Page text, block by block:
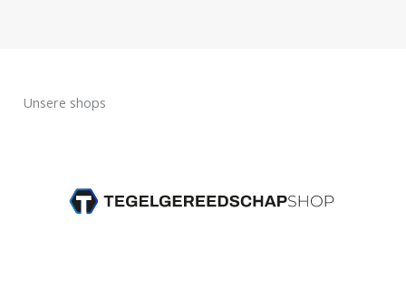
Unsere shops